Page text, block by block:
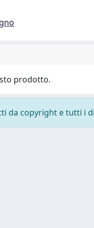
prodotto.
da copyright e tutti i